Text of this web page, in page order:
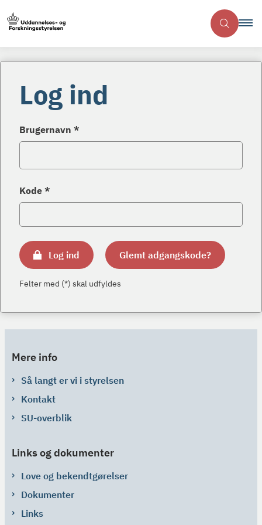
Log ind
Brugernavn *
Kode *
Log ind Glemt adgangskode?
Felter med (*) skal udfyldes
Mere info
Så langt er vi i styrelsen
Kontakt
SU-overblik
Links og dokumenter
Love og bekendtgørelser
Dokumenter
Links